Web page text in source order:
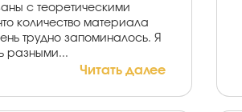
с теоретическими
количество материала
трудно запоминалось. Я
разными...
Читать далее